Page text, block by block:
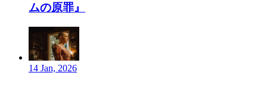
ムの原罪』
14 Jan, 2026